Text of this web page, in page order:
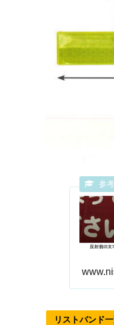
リストバンド